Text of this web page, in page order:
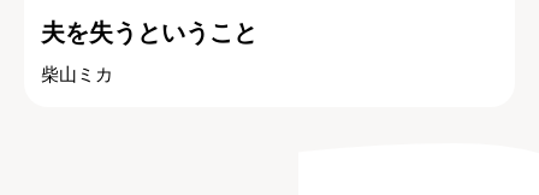
夫を失うということ
柴山ミカ